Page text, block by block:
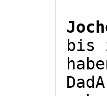
bis